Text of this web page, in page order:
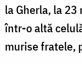
la Gherla, la
într-o altă
murise fratele,